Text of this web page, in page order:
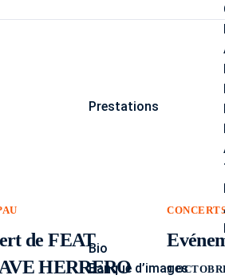
Prestations
Bio
Banque d’images
de FEAT
HERRERO
9